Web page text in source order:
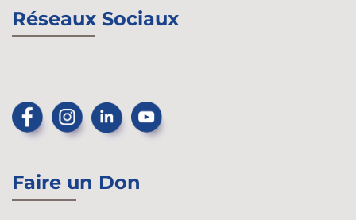
Réseaux Sociaux
Faire un Don